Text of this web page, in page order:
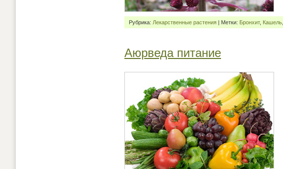
Рубрика: Лекарственные растения | Метки: Бронхит, Кашель
Аюрведа питание